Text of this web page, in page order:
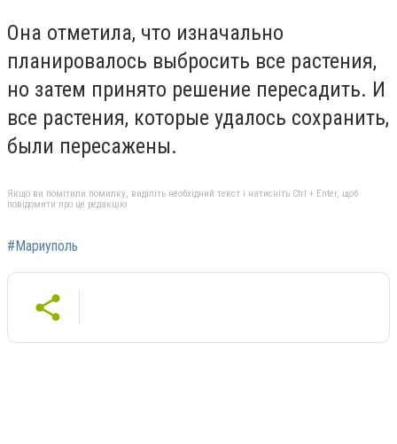
Она отметила, что изначально
планировалось выбросить все растения,
но затем принято решение пересадить. И
все растения, которые удалось сохранить,
были пересажены.
Якщо ви помітили помилку, виділіть необхідний текст і натисніть Ctrl + Enter, щоб
повідомити про це редакцію
#Мариуполь